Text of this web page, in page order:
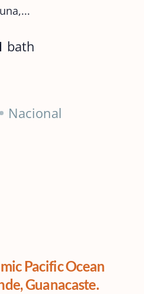
bath
Nacional
Pacific Ocean
Guanacaste.